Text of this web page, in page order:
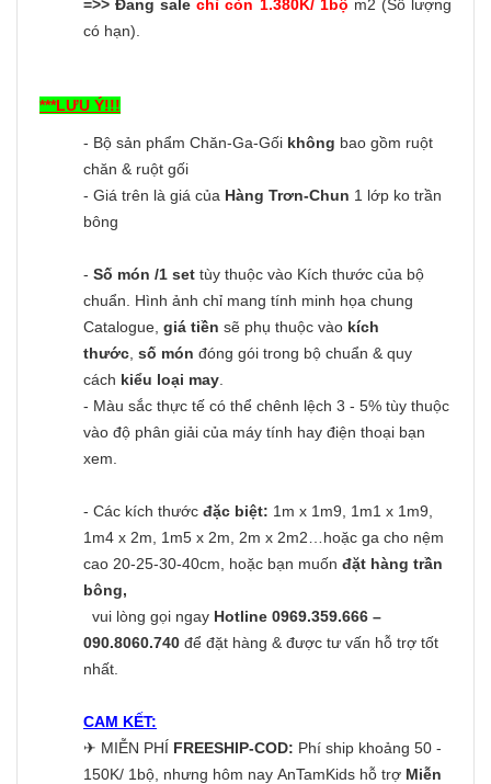
=>> Đang salechỉ còn 1.380K/ 1bộ m2 (Số lượng
có hạn).
***LƯU Ý!!!
- Bộ sản phẩm Chăn-Ga-Gối không bao gồm ruột
chăn & ruột gối
- Giá trên là giá của Hàng Trơn-Chun 1 lớp ko trần
bông
- Số món /1 set tùy thuộc vào Kích thước của bộ
chuẩn. Hình ảnh chỉ mang tính minh họa chung
Catalogue, giá tiền sẽ phụ thuộc vào kích
thước số món đóng gói trong bộ chuẩn & quy
cách kiểu loại may
- Màu sắc thực tế có thể chênh lệch 3 - 5% tùy thuộc
vào độ phân giải của máy tính hay điện thoại bạn
xem.
- Các kích thước đặc biệt: 1m x 1m9, 1m1 x 1m9,
1m4 x 2m, 1m5 x 2m, 2m x 2m2…hoặc ga cho nệm
cao 20-25-30-40cm, hoặc bạn muốn đặt hàng trần
bông,
vui lòng gọi ngay Hotline 0969.359.666 –
090.8060.740 để đặt hàng & được tư vấn hỗ trợ tốt
nhất.
CAM KẾT:
✈ MIỄN PHÍ FREESHIP-COD: Phí ship khoảng 50 -
150K/ 1bộ, nhưng hôm nay AnTamKids hỗ trợ Miễn